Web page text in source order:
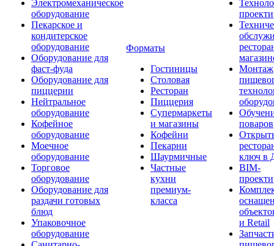
Электромеханическое
оборудование
Пекарское и
кондитерское
оборудование
Оборудование для
фаст-фуда
Оборудование для
пиццерии
Нейтральное
оборудование
Кофейное
оборудование
Моечное
оборудование
Торговое
оборудование
Оборудование для
раздачи готовых
блюд
Упаковочное
оборудование
Форматы
Гостиницы
Столовая
Ресторан
Пиццерия
Супермаркеты
и магазины
Кофейни
Пекарни
Шаурмичные
Частные
кухни
премиум-
класса
Монтаж
поваров
ключ в
BIM-
и Retail